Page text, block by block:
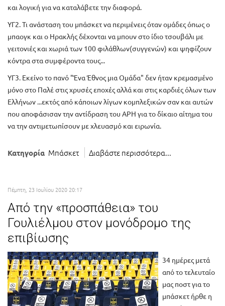
και λογική για να καταλάβετε την διαφορά.
ΥΓ2. Τι ανάσταση του μπάσκετ να περιμένεις όταν ομάδες όπως ο
μπαογκ και ο Ηρακλής δέχονται να μπουν στο ίδιο τσουβάλι με
γειτονιές και χωριά των 100 φιλάθλων(συγγενών) και ψηφίζουν
κόντρα στα συμφέροντα τους...
ΥΓ3. Εκείνο το πανό "Ένα Έθνος μια Ομάδα" δεν ήταν κρεμασμένο
μόνο στο Παλέ στις χρυσές εποχές αλλά και στις καρδιές όλων των
Ελλήνων ...εκτός από κάποιων λίγων κομπλεξικών σαν και αυτών
που αποφάσισαν την αντίδραση του ΑΡΗ για το δίκαιο αίτημα του
να την αντιμετωπίσουν με χλευασμό και ειρωνία.
Κατηγορία Μπάσκετ Διαβάστε περισσότερα...
Πέμπτη, 23 Ιουλίου 2020 20:17
Από την «προσπάθεια» του
Γουλιέλμου στον μονόδρομο της
επιβίωσης
34 ημέρες μετά
από το τελευταίο
μας ποστ για το
μπάσκετ ήρθε η